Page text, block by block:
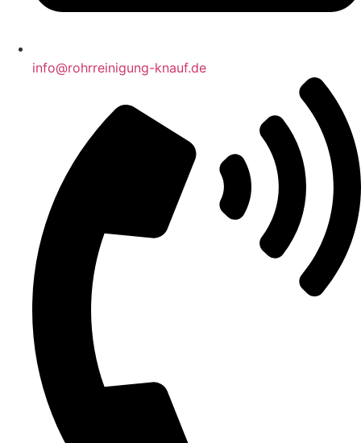
info@rohrreinigung-knauf.de